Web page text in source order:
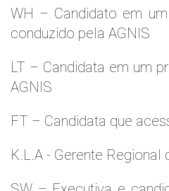
WH – Candidato em
conduzido pela AGNIS
LT – Candidata em um
AGNIS
FT – Candidata que
K.L.A - Gerente Regional